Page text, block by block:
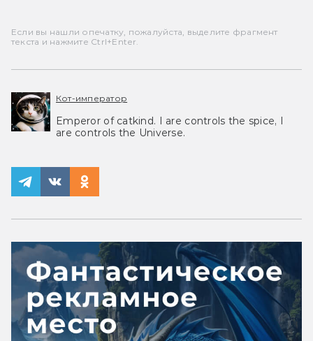
Если вы нашли опечатку, пожалуйста, выделите фрагмент
текста и нажмите Ctrl+Enter.
Кот-император
Emperor of catkind. I are controls the spice, I
are controls the Universe.